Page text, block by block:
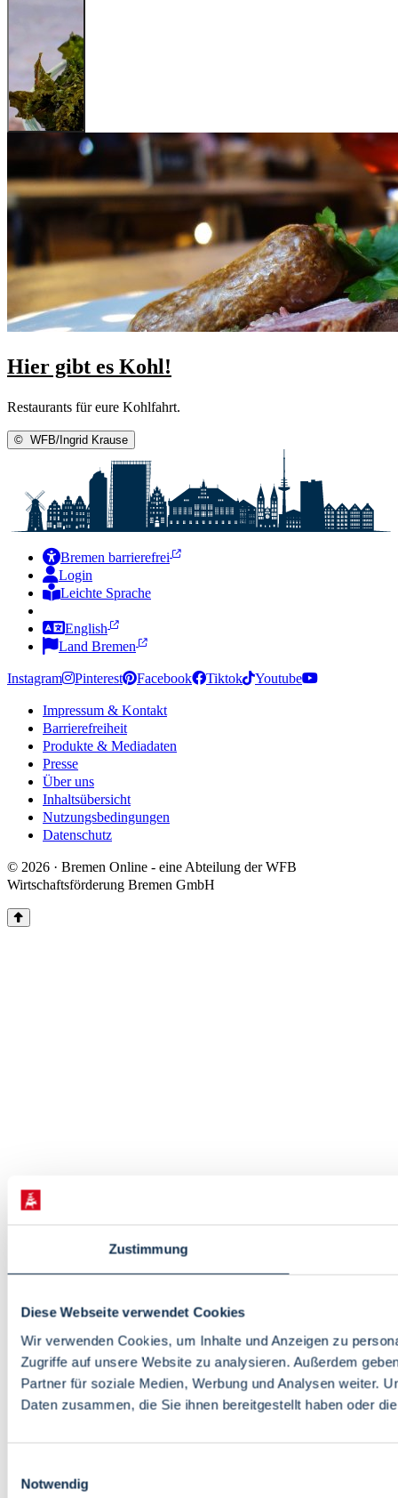
Zustimmung
Diese Webseite verwendet Cookies
Wir verwenden Cookies, um Inhalte und Anzeigen zu
Zugriffe auf unsere Website zu analysieren. Außerdem
Partner für soziale Medien, Werbung und Analysen weiter.
Daten zusammen, die Sie ihnen bereitgestellt haben oder
Notwendig
Hier gibt es Kohl!
Restaurants für eure Kohlfahrt.
© WFB/Ingrid Krause
Bremen barrierefrei
Login
Leichte Sprache
English
Land Bremen
Instagram Pinterest Facebook Tiktok Youtube
Impressum & Kontakt
Barrierefreiheit
Produkte & Mediadaten
Presse
Über uns
Inhaltsübersicht
Nutzungsbedingungen
Datenschutz
© 2026 · Bremen Online - eine Abteilung der WFB
Wirtschaftsförderung Bremen GmbH